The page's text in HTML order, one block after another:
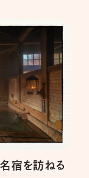
宿を訪ねる